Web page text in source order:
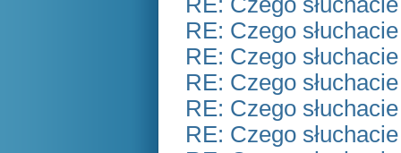
RE: Czego
RE: Czego
RE: Czego
RE: Czego
RE: Czego